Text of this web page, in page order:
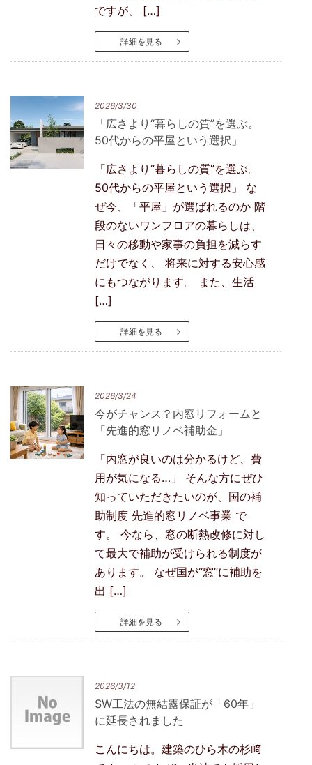
ですが、 […]
詳細を見る
2026/3/30
「広さより“暮らしの質”を選ぶ。
50代からの平屋という選択」
「広さより“暮らしの質”を選ぶ。
50代からの平屋という選択」 な
ぜ今、「平屋」が選ばれるのか 階
段のないワンフロアの暮らしは、
日々の移動や家事の負担を減らす
だけでなく、 将来に対する安心感
にもつながります。 また、生活
[…]
詳細を見る
2026/3/24
今がチャンス？内窓リフォームと
「先進的窓リノベ補助金」
「内窓が良いのは分かるけど、費
用が気になる…」 そんな方にぜひ
知っていただきたいのが、国の補
助制度 先進的窓リノベ事業 で
す。 今なら、窓の断熱改修に対し
て最大で補助が受けられる制度が
あります。 なぜ国が“窓”に補助を
出 […]
詳細を見る
2026/3/12
SW工法の無結露保証が「60年」
に延長されました
こんにちは。建築のひら木の杉﨑